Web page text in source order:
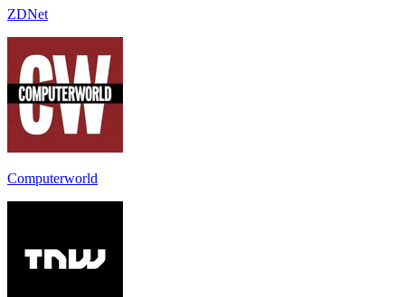
ZDNet
Computerworld